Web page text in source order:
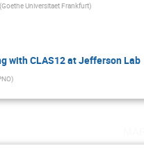
(Goethe Universitaet Frankfurt)
with CLAS12 at Jefferson Lab
)